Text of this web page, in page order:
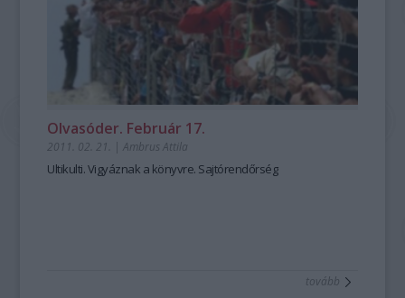
Olvasóder. Február 17.
2011. 02. 21. |Ambrus Attila
Ultikulti. Vigyáznak a könyvre. Sajtórendőrség
tovább